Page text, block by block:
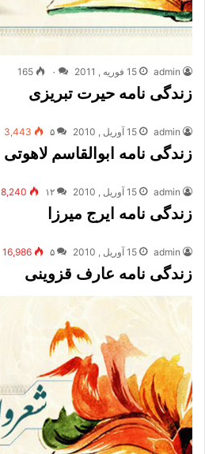
admin 15 فوریه , 2011 ۰ 165
زندگی نامه حیرت تبریزی
admin 15 آوریل , 2010 ۵ 3,443
زندگی نامه ابوالقاسم لاهوتی
admin 15 آوریل , 2010 ۱۲ 8,240
زندگی نامه ایرج میرزا
admin 15 آوریل , 2010 ۵ 16,986
زندگی نامه عارف قزوینی